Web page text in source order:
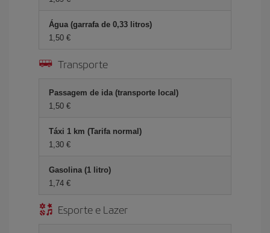
Água (garrafa de 0,33 litros)
1,50 €
Transporte
Passagem de ida (transporte local)
1,50 €
Táxi 1 km (Tarifa normal)
1,30 €
Gasolina (1 litro)
1,74 €
Esporte e Lazer